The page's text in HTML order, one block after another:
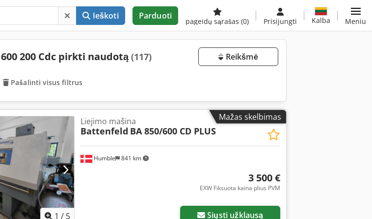
Ieškoti Parduoti
pageidų sąrašas (0) Prisijungti Kalba Meniu
200 Cdc pirkti naudotą(117) Reikšmė
Pašalinti visus filtrus
Mažas skelbimas
1 / 5
Humble 841 km
Liejimo mašina
Battenfeld BA 850/600 CD PLUS
3 500 €
EXW Fiksuota kaina plius PVM
Siųsti užklausą